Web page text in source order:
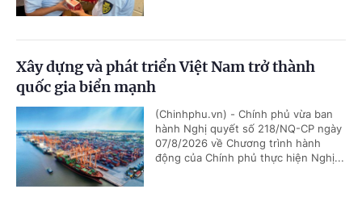
Xây dựng và phát triển Việt Nam trở thành
quốc gia biển mạnh
(Chinhphu.vn) - Chính phủ vừa ban
hành Nghị quyết số 218/NQ-CP ngày
07/8/2026 về Chương trình hành
động của Chính phủ thực hiện Nghị...